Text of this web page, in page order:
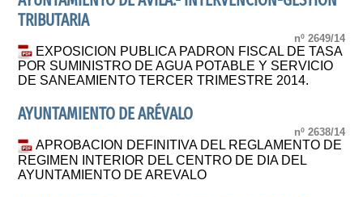
TRIBUTARIA
nº 2649/14
EXPOSICION PUBLICA PADRON FISCAL DE TASA
POR SUMINISTRO DE AGUA POTABLE Y SERVICIO
DE SANEAMIENTO TERCER TRIMESTRE 2014.
AYUNTAMIENTO DE ARÉVALO
nº 2638/14
APROBACION DEFINITIVA DEL REGLAMENTO DE
REGIMEN INTERIOR DEL CENTRO DE DIA DEL
AYUNTAMIENTO DE AREVALO